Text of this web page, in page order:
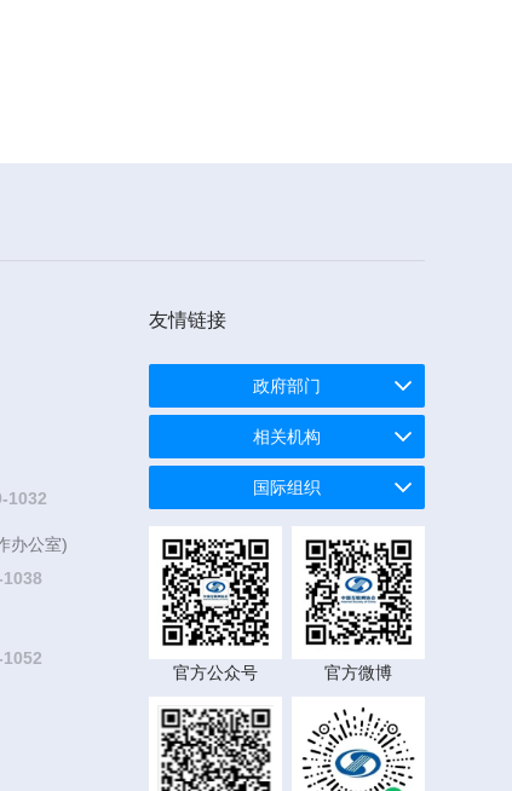
1032
办公室)
友情链接
政府部门
相关机构
国际组织
官方公众号 官方微博